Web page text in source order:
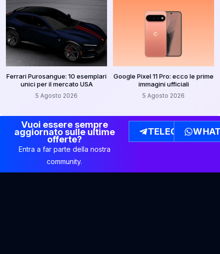
Ferrari Purosangue: 10 esemplari
unici per il mercato USA
5 Agosto 2026
Google Pixel 11 Pro: ecco le prime
immagini ufficiali
5 Agosto 2026
Vuoi essere sempre
aggiornato sulle ultime
offerte?
Entra a far parte della nostra
community.
TELEGRAM